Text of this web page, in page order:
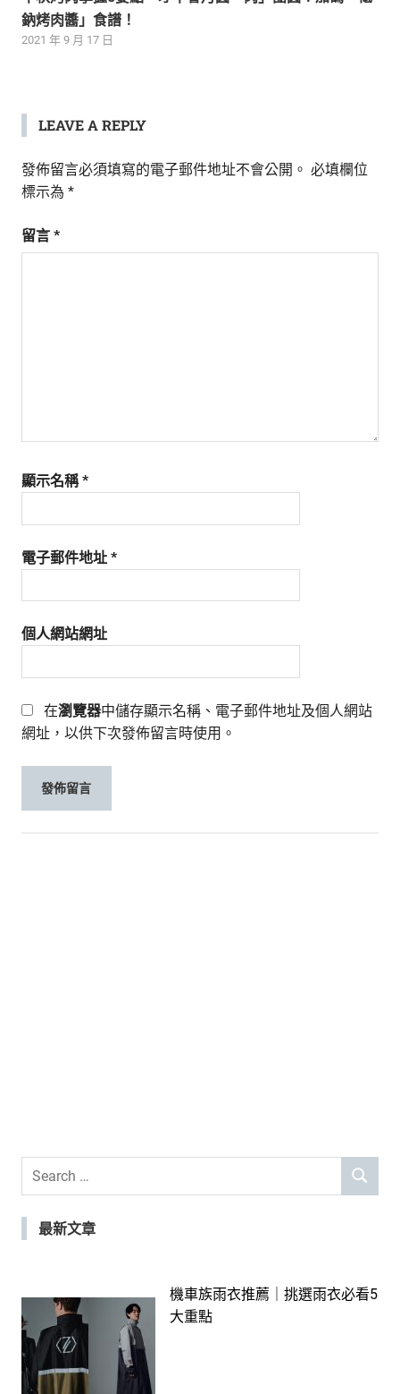
鈉烤肉醬」食譜！
2021 年 9 月 17 日
LEAVE A REPLY
發佈留言必須填寫的電子郵件地址不會公開。 必填欄位
標示為 *
留言 *
顯示名稱*
電子郵件地址 *
個人網站網址
在瀏覽器中儲存顯示名稱、電子郵件地址及個人網站
網址，以供下次發佈留言時使用。
Search
SEARCH
最新文章
機車族雨衣推薦｜挑選雨衣必看5
大重點